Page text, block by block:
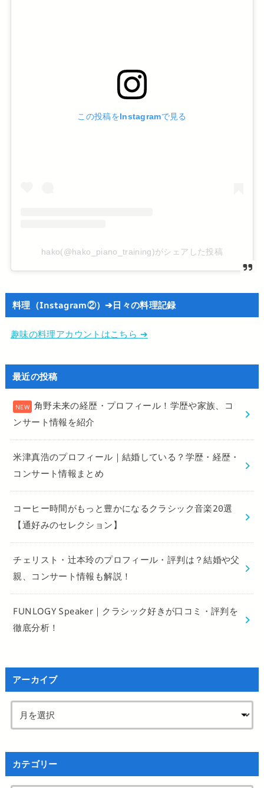
この投稿をInstagramで見る
hako(@hako_piano_training)がシェアした投稿
料理（Instagram②）➔日々の料理記録
趣味の料理アカウントはこちら ➔
最近の投稿
角野未来の経歴・プロフィール！学歴や家族、コ
ンサート情報を紹介
米津真浩のプロフィール｜結婚している？学歴・経歴・
コンサート情報まとめ
コーヒー時間がもっと豊かになるクラシック音楽20選
【通好みのセレクション】
チェリスト・辻本玲のプロフィール・評判は？結婚や父
親、コンサート情報も解説！
FUNLOGY Speaker｜クラシック好きが口コミ・評判を
徹底分析！
アーカイブ
カテゴリー